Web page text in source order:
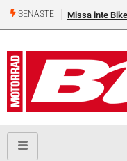
SENASTE Missa inte